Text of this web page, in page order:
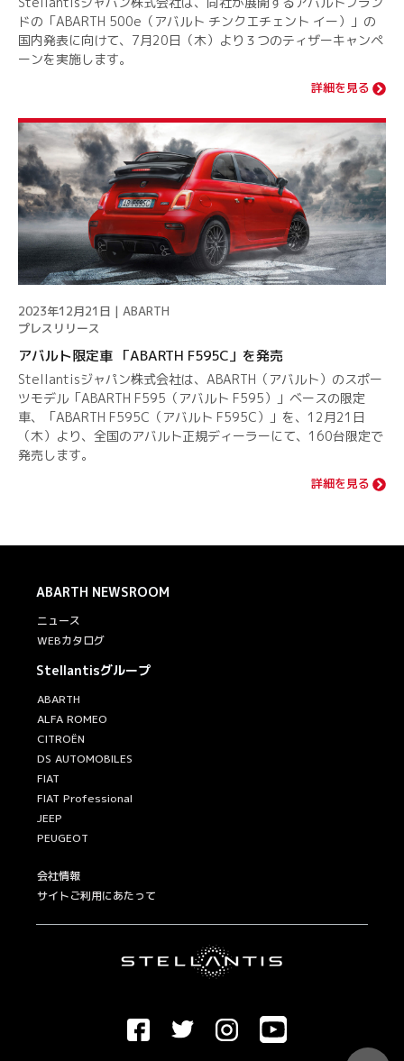
ドの「ABARTH 500e（アバルト チンクエチェント イー）」の
国内発表に向けて、7月20日（木）より３つのティザーキャンペ
ーンを実施します。
詳細を見る
2023年12月21日 | ABARTH
プレスリリース
アバルト限定車 「ABARTH F595C」を発売
Stellantisジャパン株式会社は、ABARTH（アバルト）のスポー
ツモデル「ABARTH F595（アバルト F595）」ベースの限定
車、「ABARTH F595C（アバルト F595C）」を、12月21日
（木）より、全国のアバルト正規ディーラーにて、160台限定で
発売します。
詳細を見る
ABARTH NEWSROOM
ニュース
WEBカタログ
Stellantisグループ
ABARTH
ALFA ROMEO
CITROËN
DS AUTOMOBILES
FIAT
FIAT Professional
JEEP
PEUGEOT
会社情報
サイトご利用にあたって